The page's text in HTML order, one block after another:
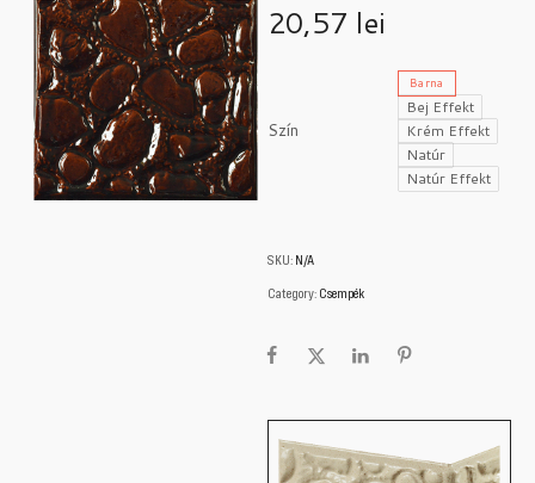
20,57 lei
Szín
Barna
Bej Effekt
Krém Effekt
Natúr
Natúr Effekt
SKU: N/A
Category: Csempék